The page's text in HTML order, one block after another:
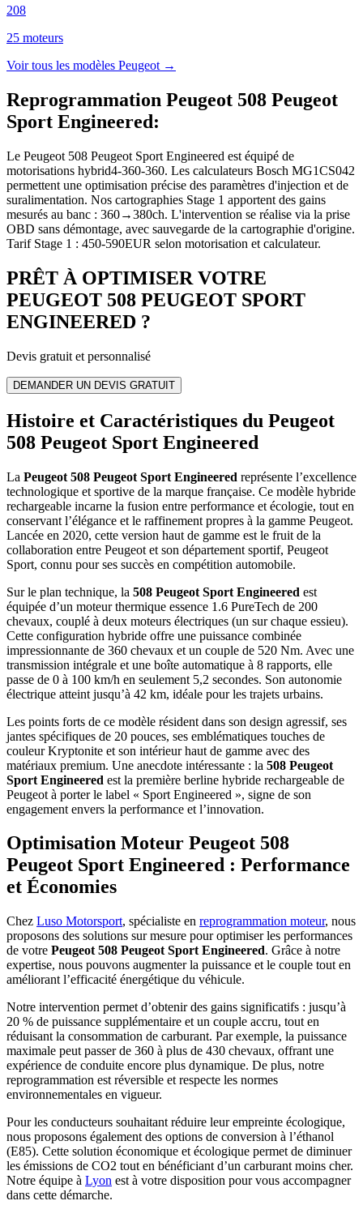
208
25 moteurs
Voir tous les modèles Peugeot →
Reprogrammation Peugeot 508 Peugeot
Sport Engineered:
Le Peugeot 508 Peugeot Sport Engineered est équipé de
motorisations hybrid4-360-360. Les calculateurs Bosch MG1CS042
permettent une optimisation précise des paramètres d'injection et de
suralimentation. Nos cartographies Stage 1 apportent des gains
mesurés au banc : 360→380ch. L'intervention se réalise via la prise
OBD sans démontage, avec sauvegarde de la cartographie d'origine.
Tarif Stage 1 : 450-590EUR selon motorisation et calculateur.
PRÊT À OPTIMISER VOTRE
PEUGEOT 508 PEUGEOT SPORT
ENGINEERED ?
Devis gratuit et personnalisé
DEMANDER UN DEVIS GRATUIT
Histoire et Caractéristiques du Peugeot
508 Peugeot Sport Engineered
La Peugeot 508 Peugeot Sport Engineered représente l’excellence
technologique et sportive de la marque française. Ce modèle hybride
rechargeable incarne la fusion entre performance et écologie, tout en
conservant l’élégance et le raffinement propres à la gamme Peugeot.
Lancée en 2020, cette version haut de gamme est le fruit de la
collaboration entre Peugeot et son département sportif, Peugeot
Sport, connu pour ses succès en compétition automobile.
Sur le plan technique, la 508 Peugeot Sport Engineered est
équipée d’un moteur thermique essence 1.6 PureTech de 200
chevaux, couplé à deux moteurs électriques (un sur chaque essieu).
Cette configuration hybride offre une puissance combinée
impressionnante de 360 chevaux et un couple de 520 Nm. Avec une
transmission intégrale et une boîte automatique à 8 rapports, elle
passe de 0 à 100 km/h en seulement 5,2 secondes. Son autonomie
électrique atteint jusqu’à 42 km, idéale pour les trajets urbains.
Les points forts de ce modèle résident dans son design agressif, ses
jantes spécifiques de 20 pouces, ses emblématiques touches de
couleur Kryptonite et son intérieur haut de gamme avec des
matériaux premium. Une anecdote intéressante : la 508 Peugeot
Sport Engineered est la première berline hybride rechargeable de
Peugeot à porter le label « Sport Engineered », signe de son
engagement envers la performance et l’innovation.
Optimisation Moteur Peugeot 508
Peugeot Sport Engineered : Performance
et Économies
Chez Luso Motorsport, spécialiste en reprogrammation moteur, nous
proposons des solutions sur mesure pour optimiser les performances
de votre Peugeot 508 Peugeot Sport Engineered. Grâce à notre
expertise, nous pouvons augmenter la puissance et le couple tout en
améliorant l’efficacité énergétique du véhicule.
Notre intervention permet d’obtenir des gains significatifs : jusqu’à
20 % de puissance supplémentaire et un couple accru, tout en
réduisant la consommation de carburant. Par exemple, la puissance
maximale peut passer de 360 à plus de 430 chevaux, offrant une
expérience de conduite encore plus dynamique. De plus, notre
reprogrammation est réversible et respecte les normes
environnementales en vigueur.
Pour les conducteurs souhaitant réduire leur empreinte écologique,
nous proposons également des options de conversion à l’éthanol
(E85). Cette solution économique et écologique permet de diminuer
les émissions de CO2 tout en bénéficiant d’un carburant moins cher.
Notre équipe à Lyon est à votre disposition pour vous accompagner
dans cette démarche.